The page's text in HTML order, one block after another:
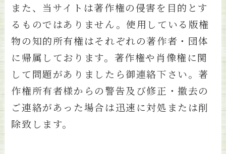
また、当サイトは著作権の侵害を目的とす
るものではありません。使用している版権
物の知的所有権はそれぞれの著作者・団体
に帰属しております。著作権や肖像権に関
して問題がありましたら御連絡下さい。著
作権所有者様からの警告及び修正・撤去の
ご連絡があった場合は迅速に対処または削
除致します。